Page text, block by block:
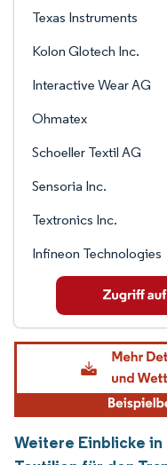
Texas Instruments
Kolon Glotech Inc.
Interactive Wear AG
Ohmatex
Schoeller Textil AG
Sensoria Inc.
Textronics Inc.
Infineon Technologies
Weitere Einblicke